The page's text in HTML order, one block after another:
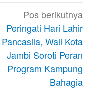
Pos berikutnya
Peringati Hari Lahir
Pancasila, Wali Kota
Jambi Soroti Peran
Program Kampung
Bahagia